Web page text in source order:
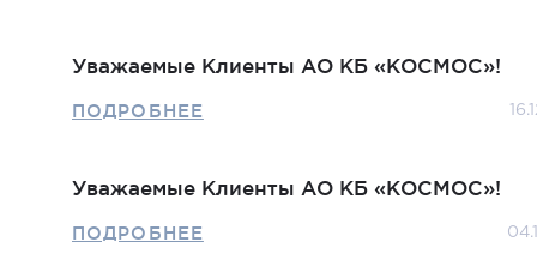
Уважаемые Клиенты АО КБ «КОСМОС»!
ПОДРОБНЕЕ
Уважаемые Клиенты АО КБ «КОСМОС»!
ПОДРОБНЕЕ